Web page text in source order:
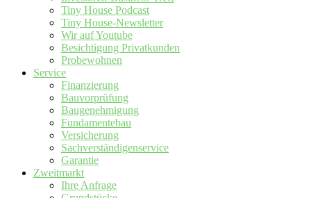
Tiny House Podcast
Tiny House-Newsletter
Wir auf Youtube
Besichtigung Privatkunden
Probewohnen
Service
Finanzierung
Bauvorprüfung
Baugenehmigung
Fundamentebau
Versicherung
Sachverständigenservice
Garantie
Zweitmarkt
Ihre Anfrage